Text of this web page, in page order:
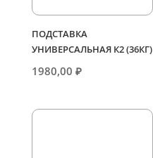
ПОДСТАВКА
УНИВЕРСАЛЬНАЯ К2 (36КГ)
1980,00 ₽